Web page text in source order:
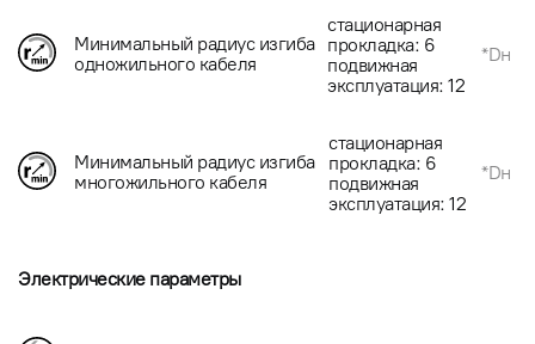
Минимальный радиус изгиба
одножильного кабеля
стационарная
прокладка: 6
подвижная
эксплуатация: 12
*Dн
Минимальный радиус изгиба
многожильного кабеля
стационарная
прокладка: 6
подвижная
эксплуатация: 12
*Dн
Электрические параметры